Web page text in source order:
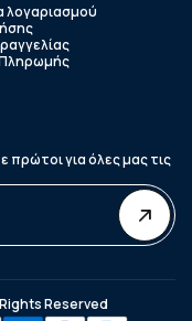
λογαριασμού
πρώτοι για όλες μας τις
Reserved